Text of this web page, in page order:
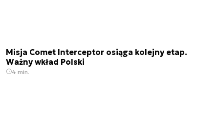
Misja Comet Interceptor osiąga kolejny etap.
Ważny wkład Polski
4 min.